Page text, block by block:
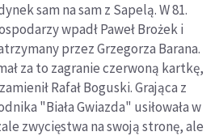
sam na sam z Sapelą. W 81.
wpadł Paweł Brożek i
przez Grzegorza Barana.
za to zagranie czerwoną kartkę,
Rafał Boguski. Grająca z
"Biała Gwiazda" usiłowała w
zwycięstwa na swoją stronę, ale